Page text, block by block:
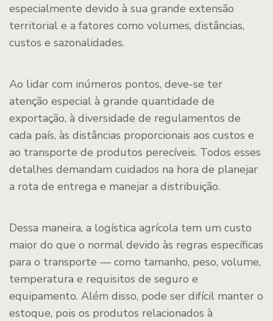
especialmente devido à sua grande extensão
territorial e a fatores como volumes, distâncias,
custos e sazonalidades.
Ao lidar com inúmeros pontos, deve-se ter
atenção especial à grande quantidade de
exportação, à diversidade de regulamentos de
cada país, às distâncias proporcionais aos custos e
ao transporte de produtos perecíveis. Todos esses
detalhes demandam cuidados na hora de planejar
a rota de entrega e manejar a distribuição.
Dessa maneira, a logística agrícola tem um custo
maior do que o normal devido às regras específicas
para o transporte — como tamanho, peso, volume,
temperatura e requisitos de seguro e
equipamento. Além disso, pode ser difícil manter o
estoque, pois os produtos relacionados à